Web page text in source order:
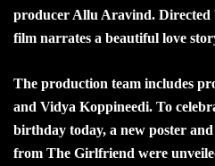
producer Allu Aravind.
film narrates a beautiful love
The production team includes
and Vidya Koppineedi. To
birthday today, a new poster
from The Girlfriend were